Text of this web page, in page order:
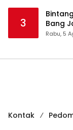
3
Bang
Rabu, 5
Kontak